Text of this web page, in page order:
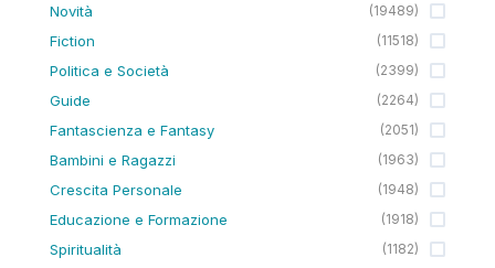
Novità (19489)
Fiction (11518)
Politica e Società (2399)
Guide (2264)
Fantascienza e Fantasy (2051)
Bambini e Ragazzi (1963)
Crescita Personale (1948)
Educazione e Formazione (1918)
Spiritualità (1182)